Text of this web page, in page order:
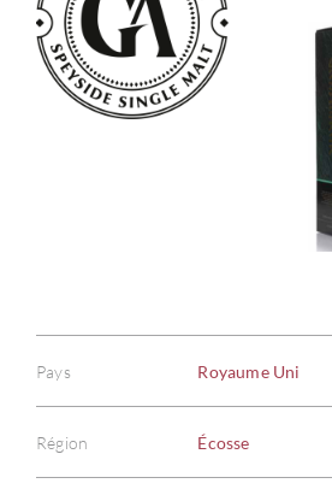
Pays Royaume Uni
Région Écosse